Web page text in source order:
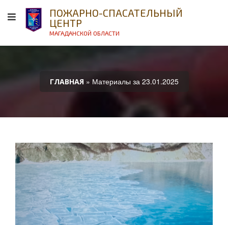
ПОЖАРНО-СПАСАТЕЛЬНЫЙ
ЦЕНТР
МАГАДАНСКОЙ ОБЛАСТИ
ГЛАВНАЯ » Материалы за 23.01.2025